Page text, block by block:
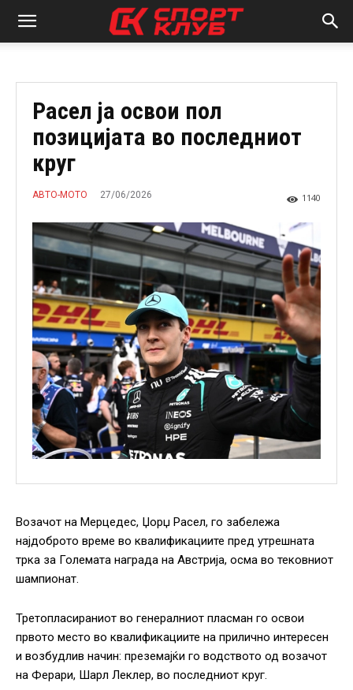
Расел ја освои пол
позицијата во последниот
круг
АВТО-МОТО 27/06/2026 1140
Возачот на Мерцедес, Џорџ Расел, го забележа
најдоброто време во квалификациите пред утрешната
трка за Големата награда на Австрија, осма во тековниот
шампионат.
Третопласираниот во генералниот пласман го освои
првото место во квалификациите на прилично интересен
и возбудлив начин: преземајќи го водството од возачот
на Ферари, Шарл Леклер, во последниот круг.